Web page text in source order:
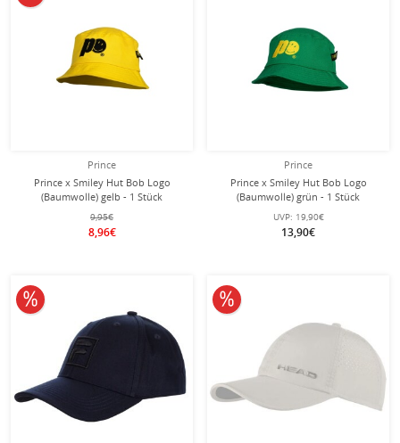
Prince
Prince x Smiley Hut Bob Logo
(Baumwolle) gelb - 1 Stück
9,95€
8,96€
Prince
Prince x Smiley Hut Bob Logo
(Baumwolle) grün - 1 Stück
UVP: 19,90€
13,90€
10% reduziert 10% reduziert